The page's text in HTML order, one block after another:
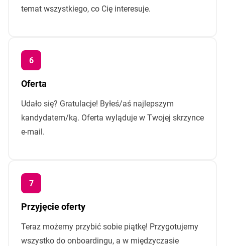
temat wszystkiego, co Cię interesuje.
Oferta
Udało się? Gratulacje! Byłeś/aś najlepszym
kandydatem/ką. Oferta wyląduje w Twojej skrzynce
e-mail.
Przyjęcie oferty
Teraz możemy przybić sobie piątkę! Przygotujemy
wszystko do onboardingu, a w międzyczasie